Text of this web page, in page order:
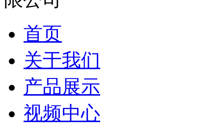
首页
关于我们
产品展示
视频中心